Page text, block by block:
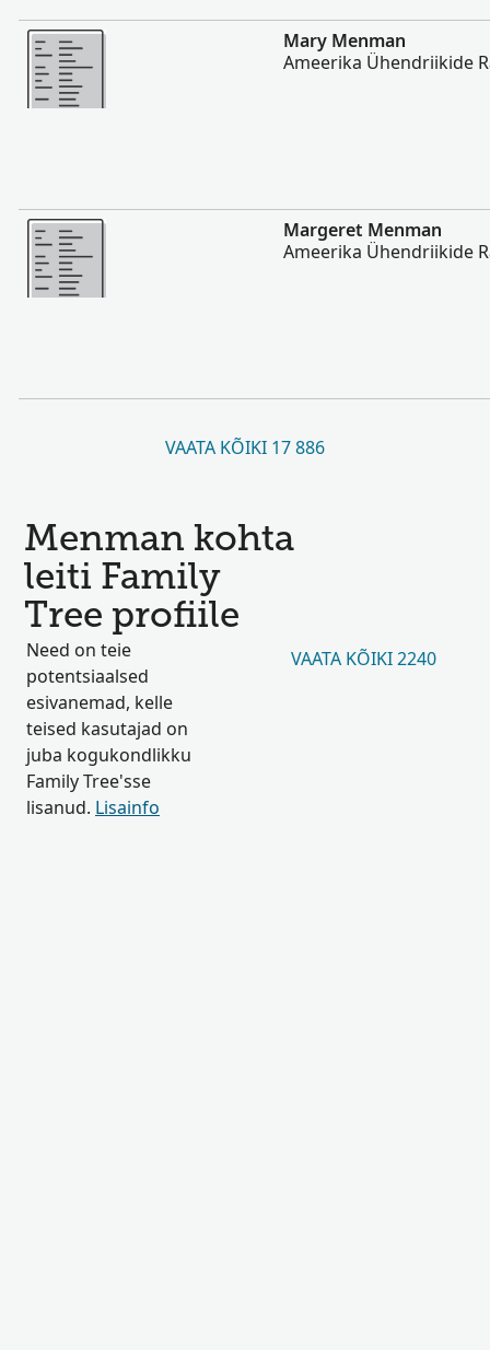
Rohkem
Mary Menman
Ameerika Ühendriikide
Rohkem
Margeret Menman
Ameerika Ühendriikide
VAATA KÕIKI 17 886
Menman kohta
leiti Family
Tree profiile
Need on teie
potentsiaalsed
esivanemad, kelle
teised kasutajad on
juba kogukondlikku
Family Tree'sse
lisanud. Lisainfo
VAATA KÕIKI 2240